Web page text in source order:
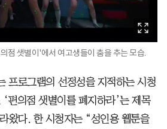
점 샛별이'에서 여고생들이 춤을 추는 모습.
프로그램의 선정성을 지적하는 시청
편의점 샛별이를 폐지하라’는 제목
왔다. 한 시청자는 “성인용 웹툰을